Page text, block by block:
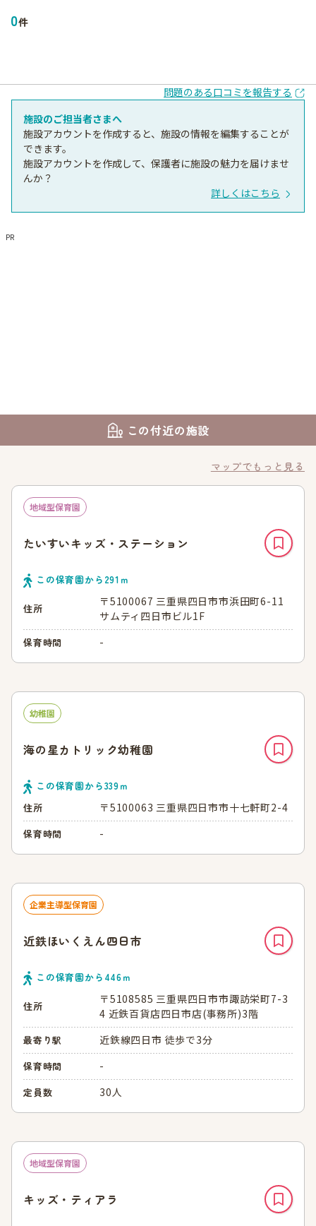
0件
問題のある口コミを報告する
施設のご担当者さまへ
施設アカウントを作成すると、施設の情報を編集することが
できます。
施設アカウントを作成して、保護者に施設の魅力を届けませ
んか？
詳しくはこちら
PR
この付近の施設
マップでもっと見る
地域型保育園
たいすいキッズ・ステーション
この保育園から 291 ｍ
住所
〒5100067 三重県四日市市浜田町6-11
サムティ四日市ビル1F
保育時間 -
幼稚園
海の星カトリック幼稚園
この保育園から339ｍ
住所
〒5100063 三重県四日市市十七軒町2-4
保育時間 -
企業主導型保育園
近鉄ほいくえん四日市
この保育園から 446ｍ
住所
〒5108585 三重県四日市市諏訪栄町7-3
4 近鉄百貨店四日市店(事務所)3階
最寄り駅 近鉄線四日市 徒歩で3分
保育時間 -
定員数 30人
地域型保育園
キッズ・ティアラ